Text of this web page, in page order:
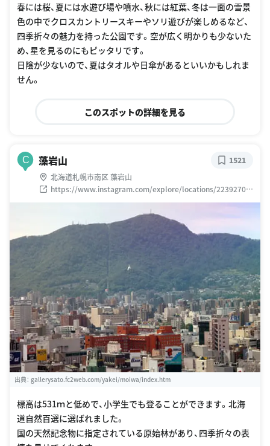
春には桜、夏には水遊び場や噴水、秋には紅葉、冬は一面の雪景
色の中でクロスカントリースキーやソリ遊びが楽しめるなど、
四季折々の魅力を持った公園です。空が広く明かりも少ないた
め、星を見るのにもピッタリです。
日陰が少ないので、夏はタオルや日傘があるといいかもしれま
せん。
このスポットの詳細を見る
C 藻岩山
北海道札幌市南区 藻岩山
https://www.instagram.com/explore/locations/22392706
1521
出典： gallerysato.fc2web.com/yakei/moiwa/index.htm
標高は531ｍと低めで、小学生でも登ることができます。北海
道自然百選に選ばれました。
国の天然記念物に指定されている原始林があり、四季折々の表